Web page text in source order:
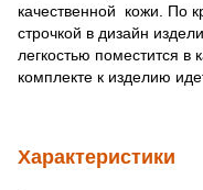
качественной кожи. По
строчкой в дизайн
легкостью поместится
комплекте к изделию
Характеристики